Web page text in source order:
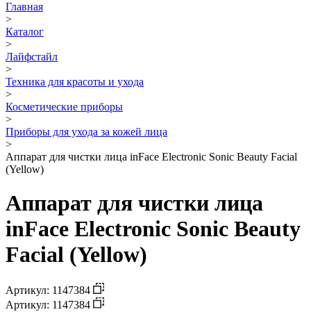
Главная
>
Каталог
>
Лайфстайл
>
Техника для красоты и ухода
>
Косметические приборы
>
Приборы для ухода за кожей лица
>
Аппарат для чистки лица inFace Electronic Sonic Beauty Facial
(Yellow)
Аппарат для чистки лица
inFace Electronic Sonic Beauty
Facial (Yellow)
Артикул: 1147384
Артикул: 1147384